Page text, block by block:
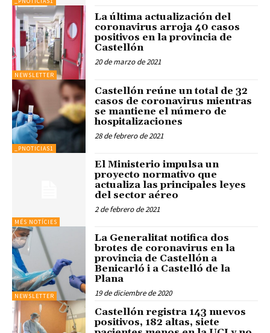
NEWSLETTER
La última actualización del
coronavirus arroja 40 casos
positivos en la provincia de
Castellón
20 de marzo de 2021
_PNOTICIAS1
Castellón reúne un total de 32
casos de coronavirus mientras
se mantiene el número de
hospitalizaciones
28 de febrero de 2021
MÉS NOTÍCIES
El Ministerio impulsa un
proyecto normativo que
actualiza las principales leyes
del sector aéreo
2 de febrero de 2021
NEWSLETTER
La Generalitat notifica dos
brotes de coronavirus en la
provincia de Castellón a
Benicarló i a Castelló de la
Plana
19 de diciembre de 2020
Castellón registra 143 nuevos
positivos, 182 altas, siete